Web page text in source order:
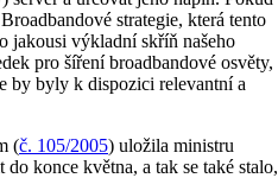
strategie, která tento
jakousi výkladní skříň našeho
pro šíření broadbandové osvěty,
by byly k dispozici relevantní a
(č. 105/2005) uložila ministru
konce května, a tak se také stalo,